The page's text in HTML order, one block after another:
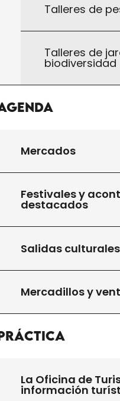
Talleres de
Talleres de
biodiversidad
Mercados
Festivales y
destacados
Salidas culturales
Mercadillos y
La Oficina de
información
09▒▒
Martyrs
50